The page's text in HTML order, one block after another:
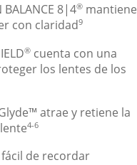
BALANCE 8|4® mantiene
con claridad9
® cuenta con una
los lentes de los
atrae y retiene la
4-6
de recordar